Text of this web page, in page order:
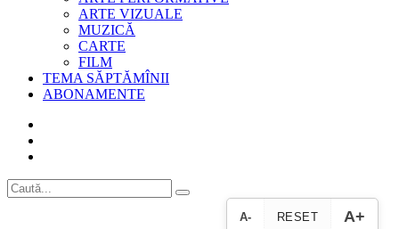
ARTE VIZUALE
MUZICĂ
CARTE
FILM
TEMA SĂPTĂMÎNII
ABONAMENTE
A- RESET A+